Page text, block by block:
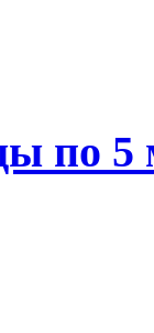
по 5